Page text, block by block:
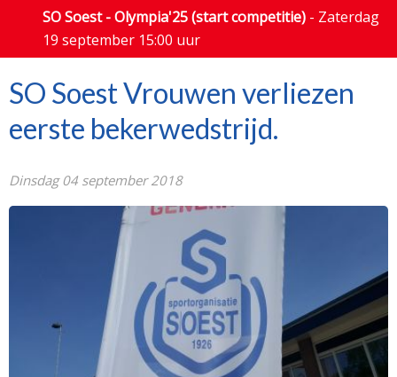
SO Soest - Olympia'25 (start competitie) - Zaterdag
19 september 15:00 uur
SO Soest Vrouwen verliezen
eerste bekerwedstrijd.
Dinsdag 04 september 2018